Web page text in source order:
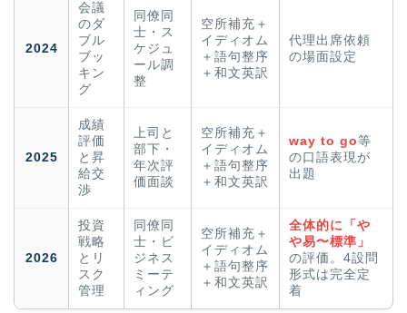
2024
会議
のダ
ブル
ブッ
キン
グ
同僚同
士・ス
ケジュ
ール調
整
空所補充＋
イディオム
＋語句整序
＋和文英訳
代理出席依頼
の場面設定
2025
成績
評価
と昇
給交
渉
上司と
部下・
年次評
価面談
空所補充＋
イディオム
＋語句整序
＋和文英訳
way to go等
の口語表現が
出題
2026
投資
戦略
とリ
スク
管理
同僚同
士・ビ
ジネス
ミーテ
ィング
空所補充＋
イディオム
＋語句整序
＋和文英訳
全体的に「や
や易〜標準」
の評価。4設問
形式は完全定
着